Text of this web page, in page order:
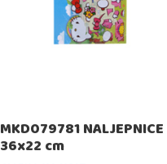
MKD079781 NALJEPNICE
36x22 cm